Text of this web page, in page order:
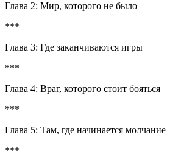
Глава 2: Мир, которого не было
***
Глава 3: Где заканчиваются игры
***
Глава 4: Враг, которого стоит бояться
***
Глава 5: Там, где начинается молчание
***